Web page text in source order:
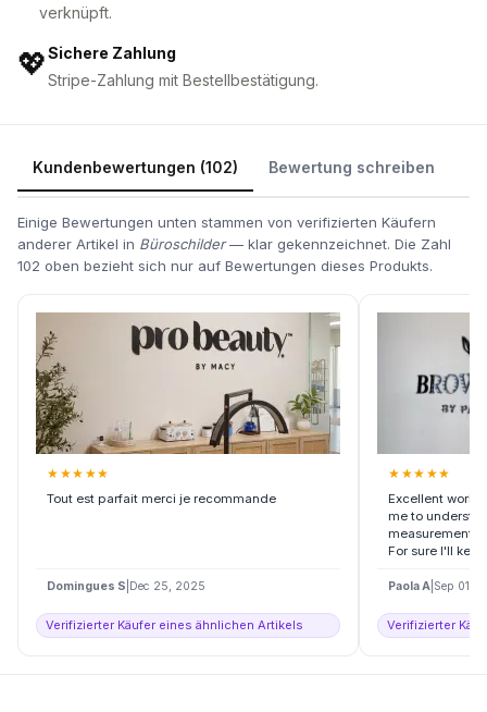
verknüpft.
💖Sichere Zahlung
Stripe-Zahlung mit Bestellbestätigung.
Kundenbewertungen (102) Bewertung schreiben
Einige Bewertungen unten stammen von verifizierten Käufern
anderer Artikel in Büroschilder— klar gekennzeichnet. Die Zahl
102 oben bezieht sich nur auf Bewertungen dieses Produkts.
★ ★★ ★★
Tout est parfait merci je recommande
Domingues S Dec 25, 2025
Verifizierter Käufer eines ähnlichen Artikels
★ ★★ ★★
Excellent work,
me to
measurement
For sure I'll
Paola A Sep 01,
Verifizierter